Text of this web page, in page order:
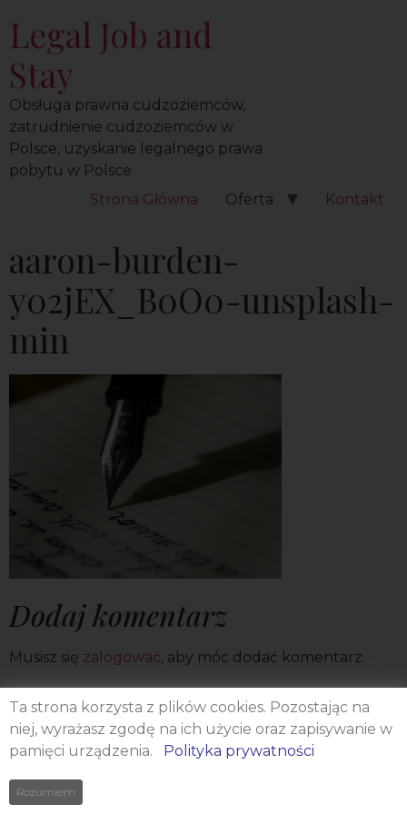
Legal Job and
Stay
Obsługa prawna cudzoziemców,
zatrudnienie cudzoziemców w
Polsce, uzyskanie legalnego prawa
pobytu w Polsce
Strona Główna
Oferta Kontakt
aaron-burden-
y02jEX_B0O0-unsplash-
min
Dodaj komentarz
Musisz się zalogować, aby móc dodać komentarz.
Ta strona korzysta z plików cookies. Pozostając na
niej, wyrażasz zgodę na ich użycie oraz zapisywanie w
pamięci urządzenia. Polityka prywatności
Rozumiem